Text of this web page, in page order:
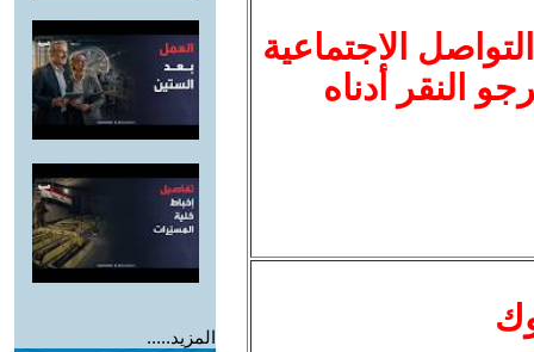
الاجتماعية
النقر أدناه
المزيد.....